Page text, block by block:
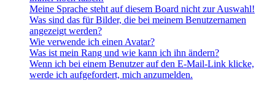
Meine Sprache steht auf diesem Board nicht zur Auswahl!
Was sind das für Bilder, die bei meinem Benutzernamen
angezeigt werden?
Wie verwende ich einen Avatar?
Was ist mein Rang und wie kann ich ihn ändern?
Wenn ich bei einem Benutzer auf den E-Mail-Link klicke,
werde ich aufgefordert, mich anzumelden.